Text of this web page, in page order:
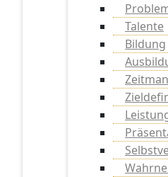
Talente
Bildung